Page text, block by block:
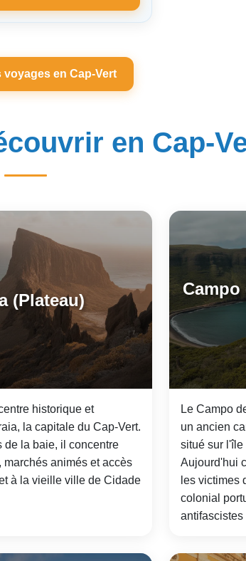
voyages en Cap-Vert
en Cap-
(Plateau)
historique et
la capitale du Cap-Vert.
de la baie, il concentre
animés et accès
à la vieille ville de Cidade
Campo
Le Campo
un ancien
situé sur l'île
Aujourd'hui
les victimes
colonial